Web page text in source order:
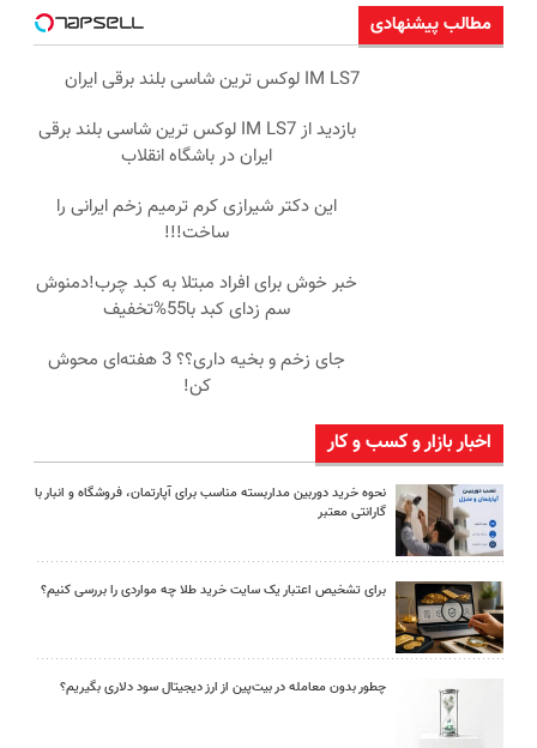
مطالب پیشنهادی
IM LS7 لوکس ترین شاسی بلند برقی ایران
بازدید از IM LS7 لوکس ترین شاسی بلند برقی
ایران در باشگاه انقلاب
این دکتر شیرازی کرم ترمیم زخم ایرانی را
ساخت!!!
خبر خوش برای افراد مبتلا به کبد چرب!دمنوش
سم زدای کبد با55%تخفیف
جای زخم و بخیه داری؟؟ 3 هفته‌ای محوش
کن!
اخبار بازار و کسب و کار
نحوه خرید دوربین مداربسته مناسب برای آپارتمان، فروشگاه و انبار با
گارانتی معتبر
برای تشخیص اعتبار یک سایت خرید طلا چه مواردی را بررسی کنیم؟
چطور بدون معامله در بیت‌پین از ارز دیجیتال سود دلاری بگیریم؟